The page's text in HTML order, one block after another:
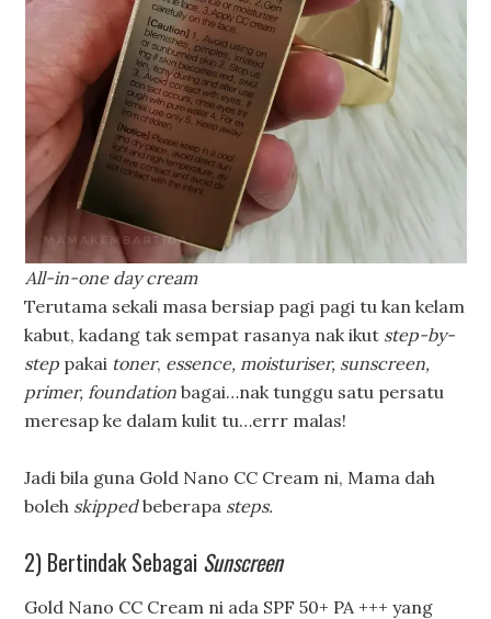
All-in-one day cream
Terutama sekali masa bersiap pagi pagi tu kan kelam
kabut, kadang tak sempat rasanya nak ikut step-by-
step pakai toner, essence, moisturiser, sunscreen,
primer, foundationbagai…nak tunggu satu persatu
meresap ke dalam kulit tu…errr malas!
Jadi bila guna Gold Nano CC Cream ni, Mama dah
boleh skippedbeberapa steps.
2) Bertindak Sebagai Sunscreen
Gold Nano CC Cream ni ada SPF 50+ PA +++ yang